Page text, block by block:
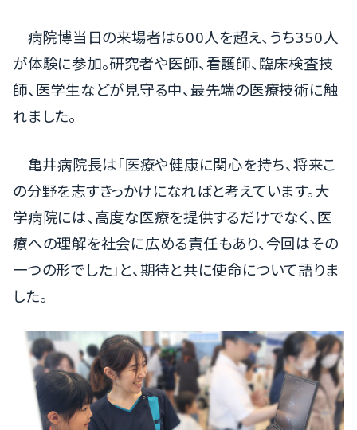
病院博当日の来場者は600人を超え、うち350人
が体験に参加。研究者や医師、看護師、臨床検査技
師、医学生などが見守る中、最先端の医療技術に触
れました。
亀井病院長は「医療や健康に関心を持ち、将来こ
の分野を志すきっかけになればと考えています。大
学病院には、高度な医療を提供するだけでなく、医
療への理解を社会に広める責任もあり、今回はその
一つの形でした」と、期待と共に使命について語りま
した。